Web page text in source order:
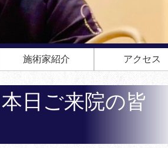
施術家紹介 アクセス
日ご来院の皆